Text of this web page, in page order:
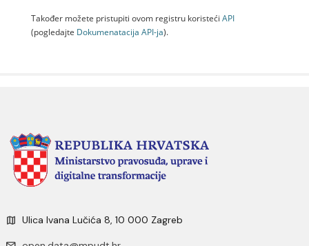
Također možete pristupiti ovom registru koristeći API
(pogledajte Dokumenаtаcijа API-jа).